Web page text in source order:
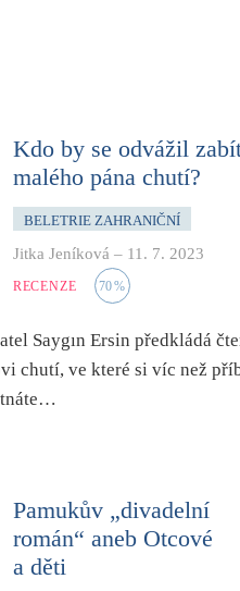
Kdo by se odvážil
malého pána chutí?
BELETRIE ZAHRANIČNÍ
Jitka Jeníková – 11. 7. 2023
RECENZE 70%
Saygın Ersin předkládá
chutí, ve které si víc než
Pamukův „divadelní
román“ aneb Otcové
a děti